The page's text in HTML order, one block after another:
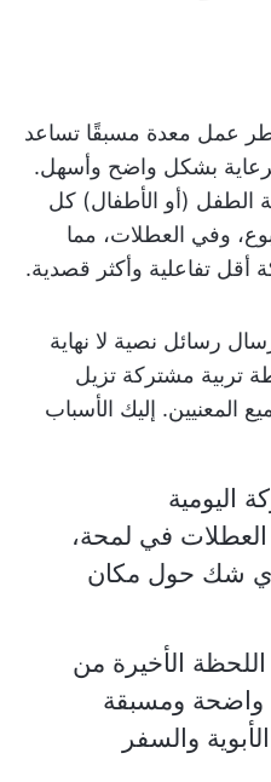
عمل معدة مسبقًا تساعد
بشكل واضح وأسهل.
الطفل (أو الأطفال) كل
وفي العطلات، مما
أقل تفاعلية وأكثر قصدية.
رسائل نصية لا نهاية
تربية مشتركة تزيل
المعنيين. إليك الأسباب
اليومية
العطلات في لمحة،
أي شك حول مكان
الأخيرة من
واضحة ومسبقة
والسفر